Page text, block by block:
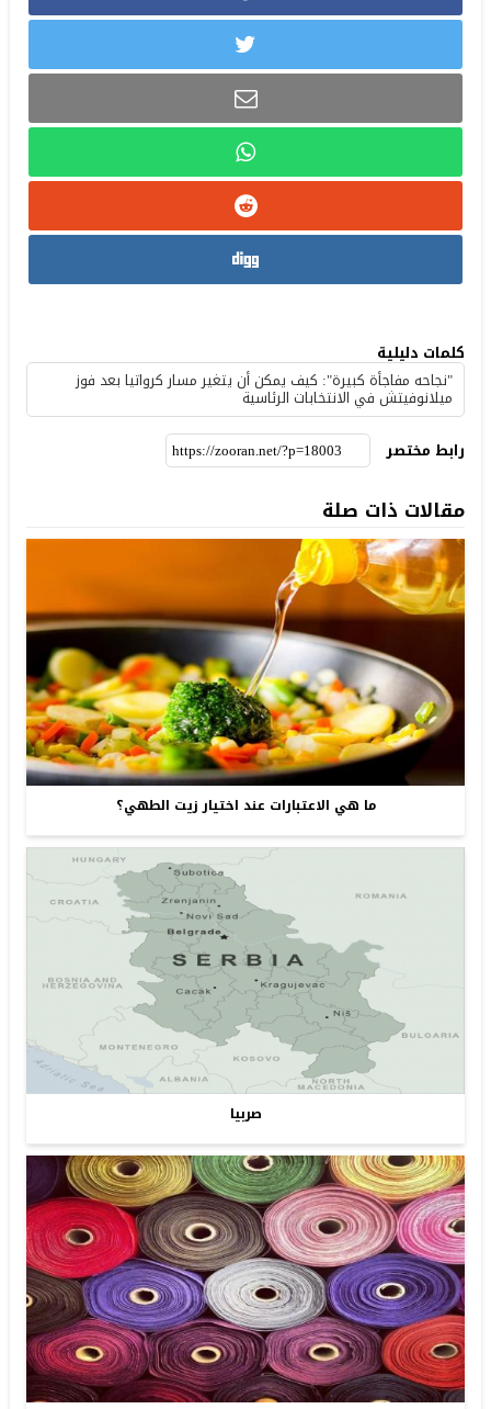
كلمات دليلية
"نجاحه مفاجأة كبيرة": كيف يمكن أن يتغير مسار كرواتيا بعد فوز
ميلانوفيتش في الانتخابات الرئاسية
رابط مختصر
مقالات ذات صلة
ما هي الاعتبارات عند اختيار زيت الطهي؟
صربيا